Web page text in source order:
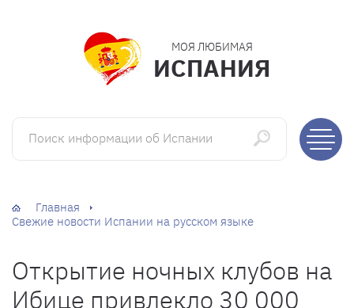
МОЯ ЛЮБИМАЯ
ИСПАНИЯ
Поиск информации об Испании
Главная
Свежие новости Испании на русском языке
Открытие ночных клубов на
Ибице привлекло 30 000